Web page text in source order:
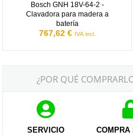
Bosch GNH 18V-64-2 -
Clavadora para madera a
batería
767,62 € IVA incl.
¿POR QUÉ
SERVICIO
COMPRA